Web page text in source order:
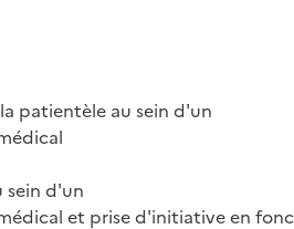
patientèle au sein d'un
sein d'un
et prise d'initiative en